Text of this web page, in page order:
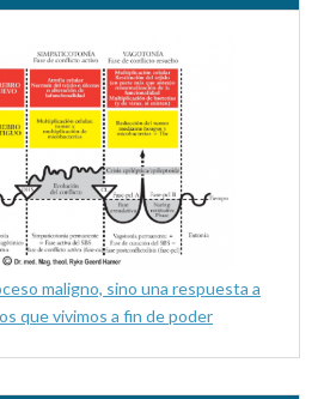
maligno, sino una respuesta a
que vivimos a fin de poder